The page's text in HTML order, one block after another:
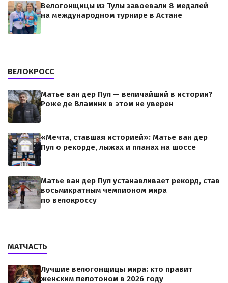
Велогонщицы из Тулы завоевали 8 медалей
на международном турнире в Астане
ВЕЛОКРОСС
Матье ван дер Пул — величайший в истории?
Роже де Вламинк в этом не уверен
«Мечта, ставшая историей»: Матье ван дер
Пул о рекорде, лыжах и планах на шоссе
Матье ван дер Пул устанавливает рекорд, став
восьмикратным чемпионом мира
по велокроссу
МАТЧАСТЬ
Лучшие велогонщицы мира: кто правит
женским пелотоном в 2026 году